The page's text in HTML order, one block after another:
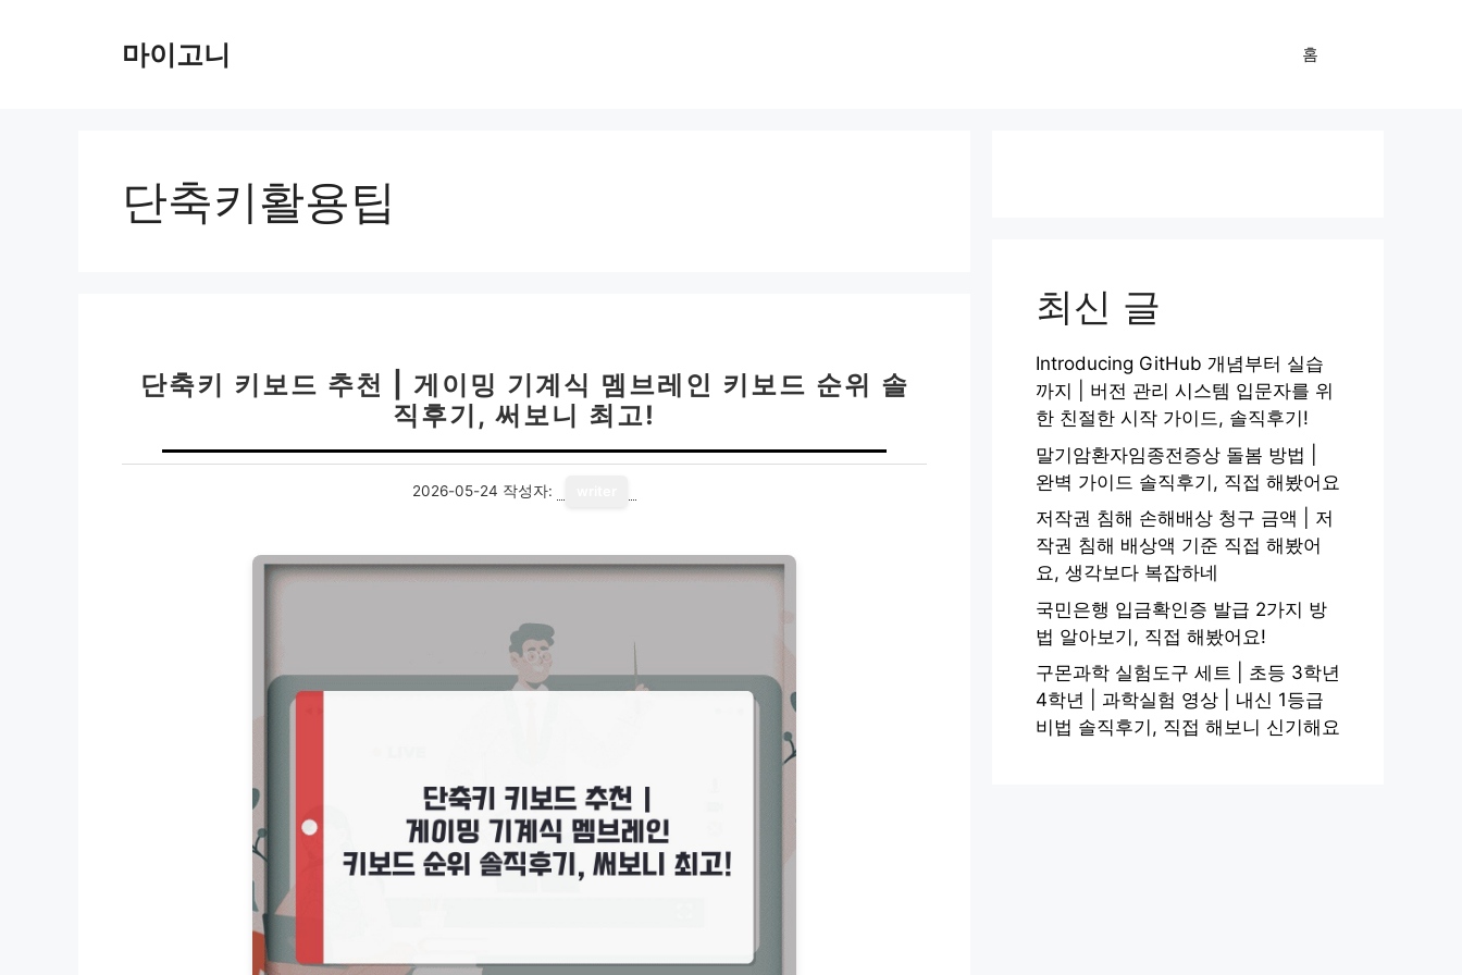
마이고니 홈
단축키활용팁
단축키 키보드 추천 | 게이밍 기계식 멤브레인 키보드 순위 솔
직후기, 써보니 최고!
2026-05-24 작성자:
최신 글
Introducing GitHub 개념부터 실습
까지 | 버전 관리 시스템 입문자를 위
한 친절한 시작 가이드, 솔직후기!
말기암환자임종전증상 돌봄 방법 |
완벽 가이드 솔직후기, 직접 해봤어요
저작권 침해 손해배상 청구 금액 | 저
작권 침해 배상액 기준 직접 해봤어
요, 생각보다 복잡하네
국민은행 입금확인증 발급 2가지 방
법 알아보기, 직접 해봤어요!
구몬과학 실험도구 세트 | 초등 3학년
4학년 | 과학실험 영상 | 내신 1등급
비법 솔직후기, 직접 해보니 신기해요